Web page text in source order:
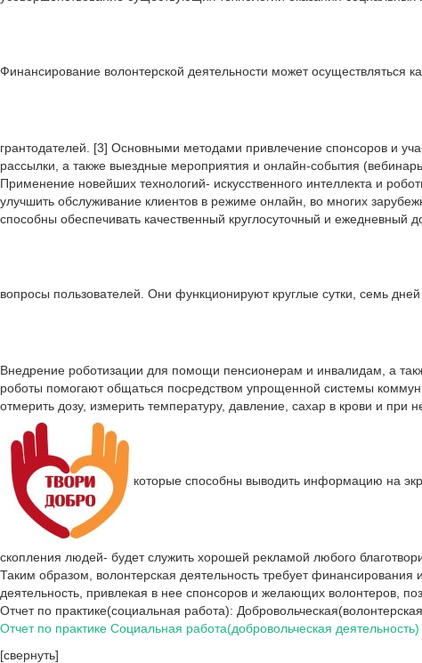
Финансирование волонтерской деятельности может осуществляться
грантодателей. [3] Основными методами привлечение спонсоров и
рассылки, а также выездные мероприятия и онлайн-события
Применение новейших технологий- искусственного интеллекта и
улучшить обслуживание клиентов в режиме онлайн, во многих
способны обеспечивать качественный круглосуточный и ежедневный
вопросы пользователей. Они функционируют круглые сутки, семь
Внедрение роботизации для помощи пенсионерам и инвалидам, а
роботы помогают общаться посредством упрощенной системы
отмерить дозу, измерить температуру, давление, сахар в крови и
которые способны выводить информацию на
скопления людей- будет служить хорошей рекламой любого
Таким образом, волонтерская деятельность требует финансирования
деятельность, привлекая в нее спонсоров и желающих волонтеров,
Отчет по практике(социальная работа):
Отчет по практике Социальная работа(добровольческая деятельность)
[свернуть]